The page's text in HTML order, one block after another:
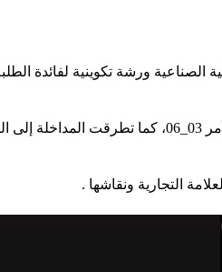
تمحورت الورشة حول التعريف بالعلامة
التجارية ونقاشها .